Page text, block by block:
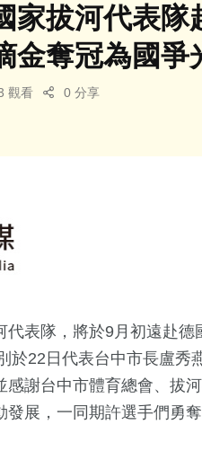
家拔河代表
金奪冠為國爭
觀看 0 分享
代表隊，將於9月初遠赴德
於22日代表台中市長盧秀
謝台中市體育總會、拔
展，一同期許選手們勇